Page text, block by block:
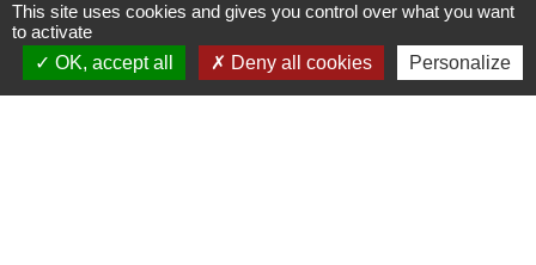
conditions pour le rattacher ? open_in_new
Ministère chargé des finances
J'ai de nouvelles personnes à charge open_in_new
This site uses cookies and gives you control over what you want
to activate
OK, accept all
Deny all cookies Personalize